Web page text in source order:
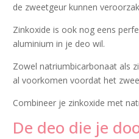
de zweetgeur kunnen
Zinkoxide is ook nog eens
aluminium in je deo wil.
Zowel natriumbicarbonaat als
al voorkomen voordat het
Combineer je zinkoxide met
De deo die je